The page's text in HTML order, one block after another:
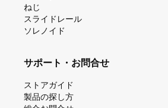
ねじ
スライドレール
ソレノイド
サポート・お問合せ
ストアガイド
製品の探し⽅